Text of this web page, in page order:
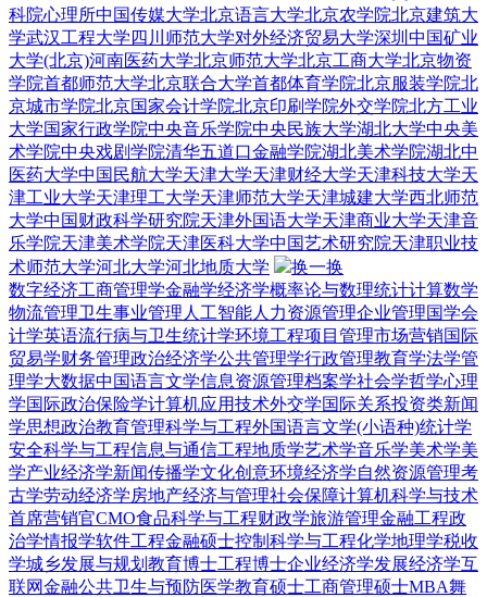
科院心理所中国传媒大学北京语言大学北京农学院北京建筑大
学武汉工程大学 四川师范大学对外经济贸易大学深圳 中国矿业
大学(北京)河南医药大学北京师范大学北京工商大学北京物资
学院首都师范大学北京联合大学首都体育学院北京服装学院北
京城市学院北京国家会计学院北京印刷学院外交学院北方工业
大学国家行政学院中央音乐学院中央民族大学湖北大学中央美
术学院中央戏剧学院清华五道口金融学院湖北美术学院湖北中
医药大学中国民航大学天津大学天津财经大学天津科技大学天
津工业大学天津理工大学天津师范大学天津城建大学西北师范
大学中国财政科学研究院天津外国语大学天津商业大学天津音
乐学院天津美术学院天津医科大学中国艺术研究院天津职业技
术师范大学河北大学河北地质大学
换一换
数字经济工商管理学金融学经济学概率论与数理统计计算数学
物流管理卫生事业管理 人工智能人力资源管理企业管理国学会
计学英语流行病与卫生统计学环境工程项目管理市场营销国际
贸易学财务管理政治经济学公共管理学行政管理教育学法学管
理学大数据中国语言文学信息资源管理档案学社会学哲学心理
学国际政治保险学计算机应用技术外交学国际关系投资类新闻
学思想政治教育管理科学与工程外国语言文学(小语种)统计学
安全科学与工程信息与通信工程地质学艺术学音乐学美术学美
学产业经济学新闻传播学文化创意环境经济学自然资源管理考
古学劳动经济学房地产经济与管理社会保障计算机科学与技术
首席营销官CMO食品科学与工程财政学旅游管理金融工程政
治学情报学软件工程金融硕士控制科学与工程化学地理学税收
学城乡发展与规划 教育博士工程博士企业经济学发展经济学互
联网金融公共卫生与预防医学教育硕士工商管理硕士MBA舞